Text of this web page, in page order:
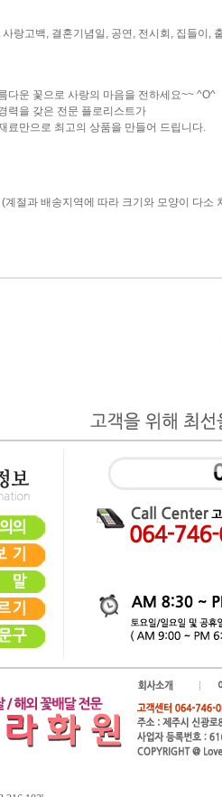
랑고백, 결혼기념일, 공연, 전시회, 집들이,
다운 꽃으로 사랑의 마음을 전하세요~~
력을 갖은 전문 플로리스트가
료만으로 최고의 상품을 만들어 드립니다.
(계절과 배송지역에 따라 크기와 모양이 다소